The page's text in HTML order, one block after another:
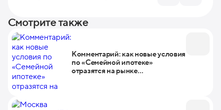
Смотрите также
Комментарий: как новые условия
по «Семейной ипотеке»
отразятся на рынке